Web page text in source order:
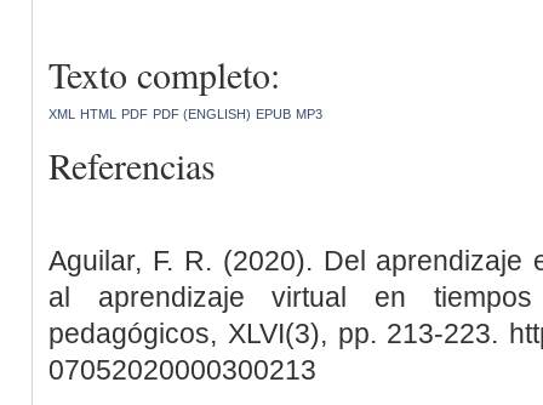
Texto completo:
XML HTML PDF PDF (ENGLISH) EPUB MP3
Referencias
Aguilar, F. R. (2020). Del aprendizaje
al aprendizaje virtual en
pedagógicos, XLVI(3), pp. 213-223.
07052020000300213